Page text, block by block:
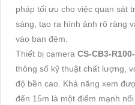
pháp tối ưu cho việc quan sát
sáng, tạo ra hình ảnh rõ ràng
vào ban đêm.
Thiết bị camera CS-CB3-
thông số kỹ thuật chất lượng,
độ bền cao. Khả năng xem
đến 15m là một điểm mạnh